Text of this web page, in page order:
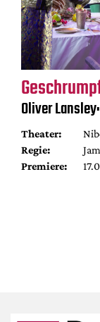
Oliver
Theater:
Regie:
Premiere: